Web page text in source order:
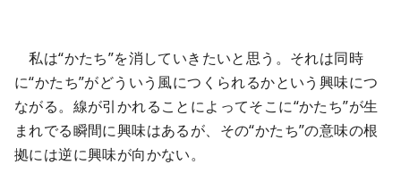
私は“かたち”を消していきたいと思う。それは同時
に“かたち”がどういう風につくられるかという興味につ
ながる。線が引かれることによってそこに“かたち”が生
まれでる瞬間に興味はあるが、その“かたち”の意味の根
拠には逆に興味が向かない。